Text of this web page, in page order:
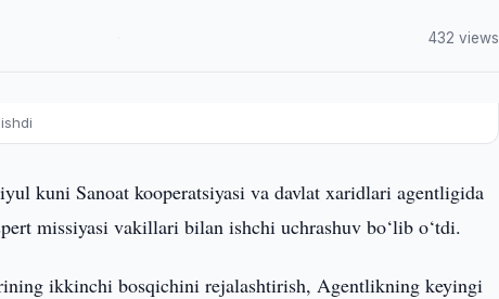
432 views
kuni Sanoat kooperatsiyasi va davlat xaridlari agentligida
missiyasi vakillari bilan ishchi uchrashuv bo‘lib o‘tdi.
ikkinchi bosqichini rejalashtirish, Agentlikning keyingi